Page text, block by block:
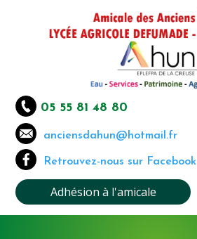
05 55 81 48 80
anciensdahun@hotmail.fr
Retrouvez-nous sur Facebook
Adhésion à l'amicale